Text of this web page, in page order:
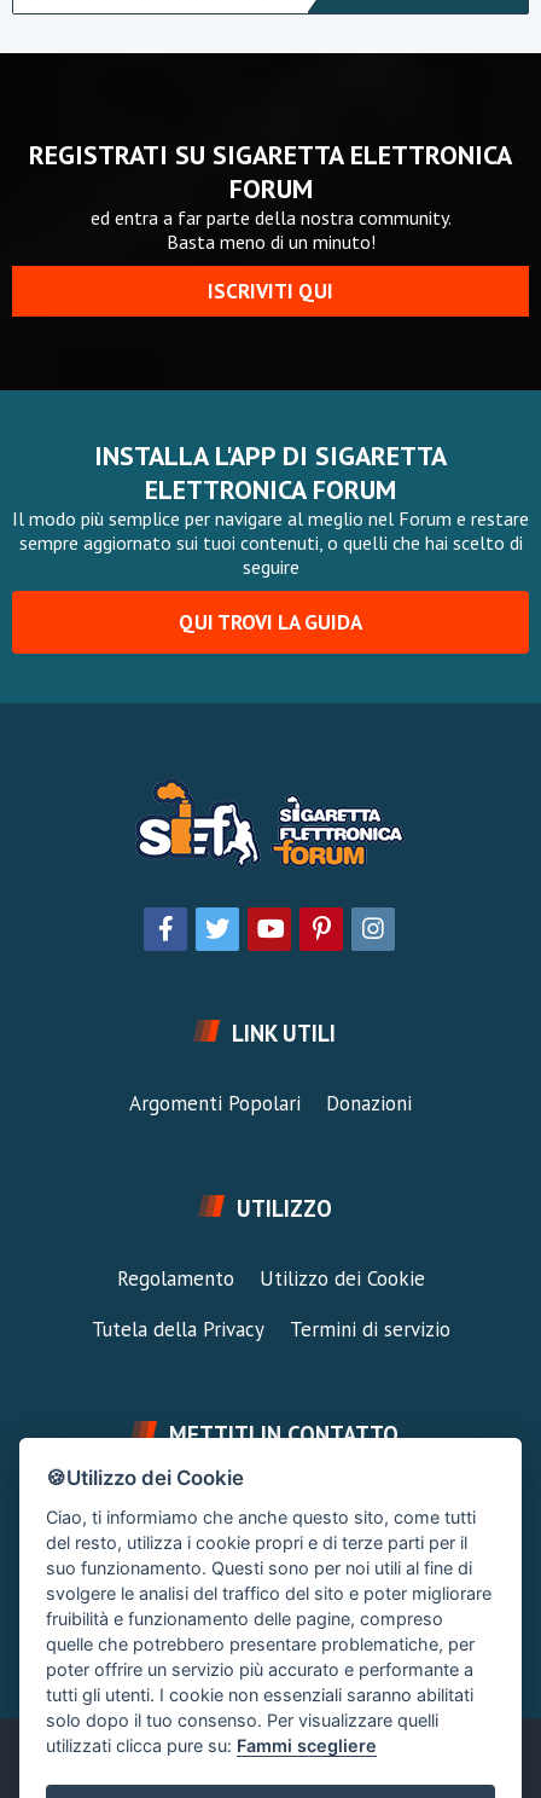
REGISTRATI SU SIGARETTA ELETTRONICA
FORUM
ed entra a far parte della nostra community.
Basta meno di un minuto!
ISCRIVITI QUI
INSTALLA L'APP DI SIGARETTA
ELETTRONICA FORUM
Il modo più semplice per navigare al meglio nel Forum e restare
sempre aggiornato sui tuoi contenuti, o quelli che hai scelto di
seguire
QUI TROVI LA GUIDA
LINK UTILI
Argomenti Popolari Donazioni
UTILIZZO
Regolamento
Utilizzo dei Cookie
Tutela della Privacy
Termini di servizio
METTITI IN CONTATTO
FAI UNA DOMANDA
Chiedi un Consiglio
Area Ticket
CONTATTA L'AMMINISTRAZIONE
Clicca quì
Italiano
🍪Utilizzo dei Cookie
Ciao, ti informiamo che anche questo sito, come tutti
del resto, utilizza i cookie propri e di terze parti per il
suo funzionamento. Questi sono per noi utili al fine di
svolgere le analisi del traffico del sito e poter migliorare
fruibilità e funzionamento delle pagine, compreso
quelle che potrebbero presentare problematiche, per
poter offrire un servizio più accurato e performante a
tutti gli utenti. I cookie non essenziali saranno abilitati
solo dopo il tuo consenso. Per visualizzare quelli
utilizzati clicca pure su: Fammi scegliere